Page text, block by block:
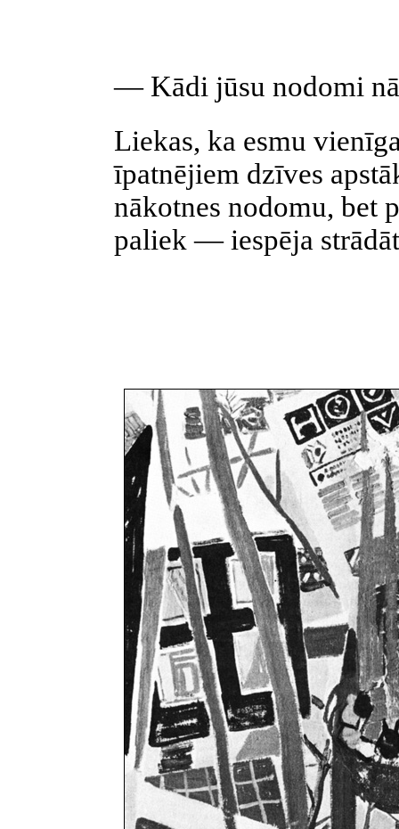
— Kādi jūsu nodomi
Liekas, ka esmu
īpatnējiem dzīves
nākotnes nodomu, bet
paliek — iespēja